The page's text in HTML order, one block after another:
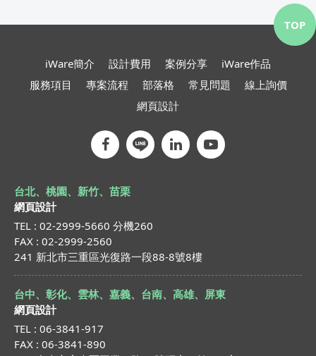
iWare簡介 設計費用 案例分享
iWare作品
服務項目
專案流程 部落格 常見問題
線上詢價
網頁設計
台北、桃園、新竹、苗栗
網頁設計
TEL : 02-2999-5660 分機260
FAX : 02-2999-2560
241 新北市三重區光復路一段88-8號8樓
台中、彰化、雲林、嘉義、台南、高雄、屏東
網頁設計
TEL : 06-3841-917
FAX : 06-3841-890
TOP